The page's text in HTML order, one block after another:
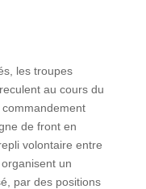
les troupes
au cours du
de front en
volontaire entre
organisent un
par des positions